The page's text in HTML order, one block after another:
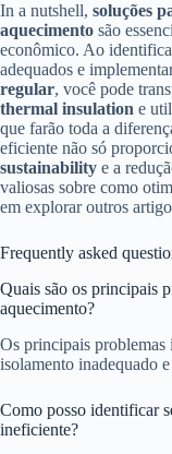
In a nutshell, soluções
aquecimento são
econômico. Ao
adequados e
regular, você pode
thermal insulation e
que farão toda a
eficiente não só
sustainability e a
valiosas sobre como
em explorar outros
Frequently asked
Quais são os principais
aquecimento?
Os principais problemas
isolamento inadequado
Como posso identificar
ineficiente?